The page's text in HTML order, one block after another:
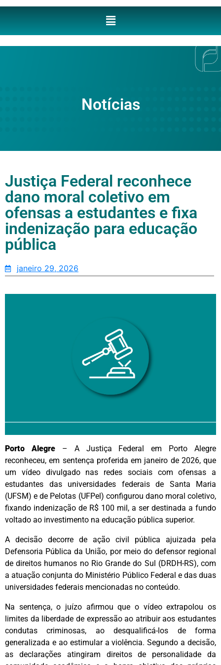
Notícias
Justiça Federal reconhece
dano moral coletivo em
ofensas a estudantes e fixa
indenização para educação
pública
janeiro 29, 2026
Porto Alegre– A Justiça Federal em Porto Alegre
reconheceu, em sentença proferida em janeiro de 2026, que
um vídeo divulgado nas redes sociais com ofensas a
estudantes das universidades federais de Santa Maria
(UFSM) e de Pelotas (UFPel) configurou dano moral coletivo,
fixando indenização de R$ 100 mil, a ser destinada a fundo
voltado ao investimento na educação pública superior.
A decisão decorre de ação civil pública ajuizada pela
Defensoria Pública da União, por meio do defensor regional
de direitos humanos no Rio Grande do Sul (DRDH-RS), com
a atuação conjunta do Ministério Público Federal e das duas
universidades federais mencionadas no conteúdo.
Na sentença, o juízo afirmou que o vídeo extrapolou os
limites da liberdade de expressão ao atribuir aos estudantes
condutas criminosas, ao desqualificá-los de forma
generalizada e ao estimular a violência. Segundo a decisão,
as declarações atingiram direitos de personalidade da